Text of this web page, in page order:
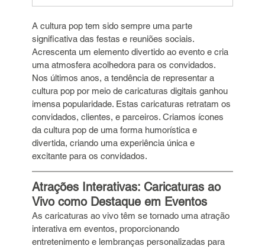
A cultura pop tem sido sempre uma parte
significativa das festas e reuniões sociais.
Acrescenta um elemento divertido ao evento e cria
uma atmosfera acolhedora para os convidados.
Nos últimos anos, a tendência de representar a
cultura pop por meio de caricaturas digitais ganhou
imensa popularidade. Estas caricaturas retratam os
convidados, clientes, e parceiros. Criamos ícones
da cultura pop de uma forma humorística e
divertida, criando uma experiência única e
excitante para os convidados.
Atrações Interativas: Caricaturas ao
Vivo como Destaque em Eventos
As caricaturas ao vivo têm se tornado uma atração
interativa em eventos, proporcionando
entretenimento e lembranças personalizadas para